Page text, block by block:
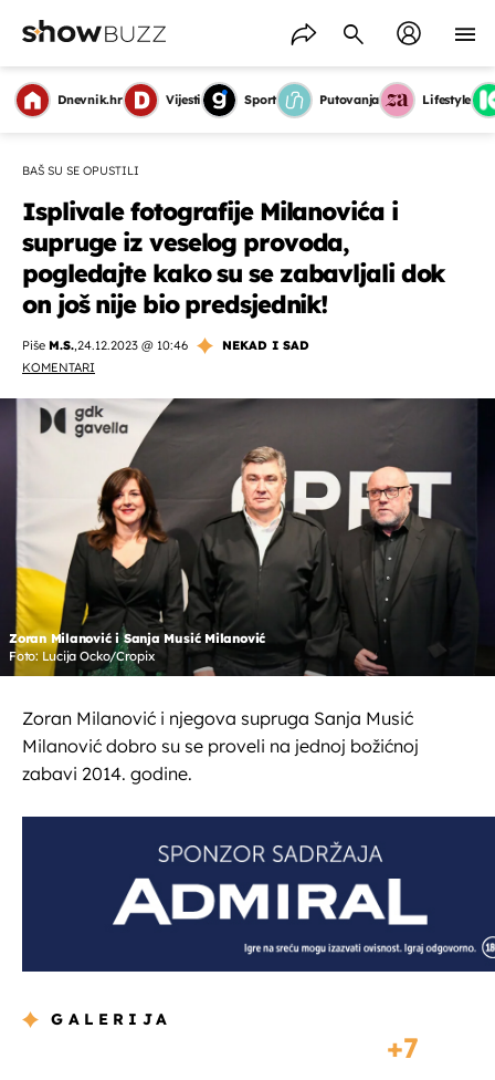
Dnevnik.hr Vijesti Sport Putovanja Lifestyle
BAŠ SU SE OPUSTILI
Isplivale fotografije Milanovića i
supruge iz veselog provoda,
pogledajte kako su se zabavljali dok
on još nije bio predsjednik!
Piše M.S.,24.12.2023 @ 10:46
NEKAD I SAD
KOMENTARI
Zoran Milanović i Sanja Musić Milanović
Foto: Lucija Ocko/Cropix
Zoran Milanović i njegova supruga Sanja Musić
Milanović dobro su se proveli na jednoj božićnoj
zabavi 2014. godine.
GALERIJA
7
OMOGUĆI OBAVIJESTI